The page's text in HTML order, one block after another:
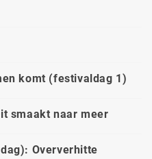
komt (festivaldag 1)
smaakt naar meer
Oververhitte